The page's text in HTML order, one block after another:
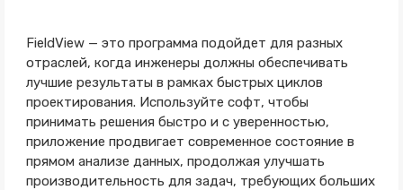
FieldView — это программа подойдет для разных
отраслей, когда инженеры должны обеспечивать
лучшие результаты в рамках быстрых циклов
проектирования. Используйте софт, чтобы
принимать решения быстро и с уверенностью,
приложение продвигает современное состояние в
прямом анализе данных, продолжая улучшать
производительность для задач, требующих больших